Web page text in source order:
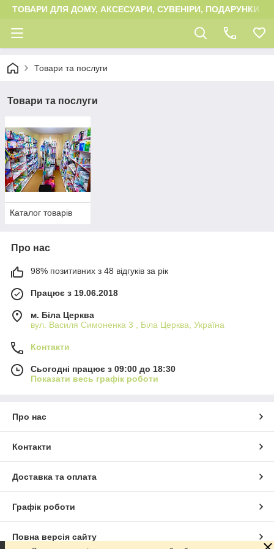
ТОВАРИ ДЛЯ ДОМУ, АКСЕСУАРИ, СУВЕНІРИ, ПОДАРУНКИ
Товари та послуги
Товари та послуги
Каталог товарів
Про нас
98% позитивних з 48 відгуків за рік
Працює з 19.06.2018
м. Біла Церква
вул. Василя Симоненка 3 , Біла Церква, Україна
Контакти
Сьогодні працює з 09:00 до 18:30
Показати весь графік роботи
Про нас
Контакти
Доставка та оплата
Графік роботи
Повна версія сайту